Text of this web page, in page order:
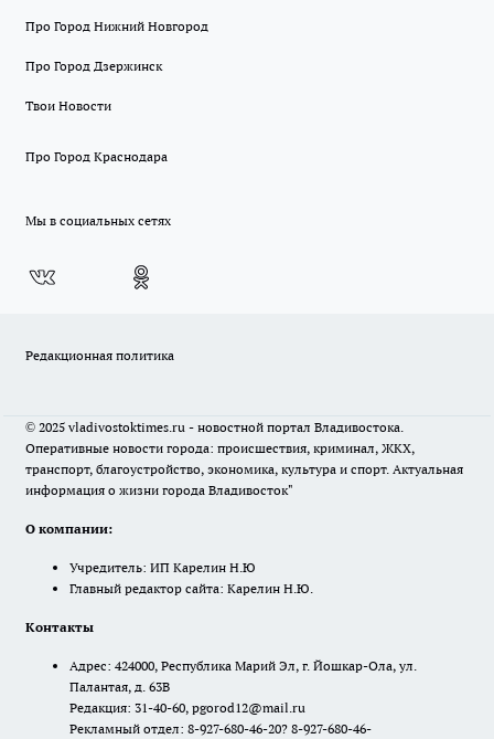
Про Город Нижний Новгород
Про Город Дзержинск
Твои Новости
Про Город Краснодара
Мы в социальных сетях
Редакционная политика
© 2025 vladivostoktimes.ru - новостной портал Владивостока.
Оперативные новости города: происшествия, криминал, ЖКХ,
транспорт, благоустройство, экономика, культура и спорт. Актуальная
информация о жизни города Владивосток"
О компании:
Учредитель: ИП Карелин Н.Ю
Главный редактор сайта: Карелин Н.Ю.
Контакты
Адрес: 424000, Республика Марий Эл, г. Йошкар-Ола, ул.
Палантая, д. 63В
Редакция: 31-40-60, pgorod12@mail.ru
Рекламный отдел: 8-927-680-46-20? 8-927-680-46-